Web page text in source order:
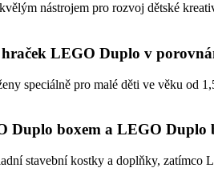
nástrojem pro rozvoj dětské
LEGO Duplo v
speciálně pro malé děti ve věku od
Duplo boxem a LEGO Duplo
stavební kostky a doplňky, zatímco